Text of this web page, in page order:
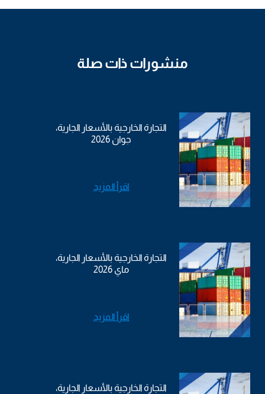
منشورات ذات صلة
التجارة الخارجية بالأسعار الجارية،
جوان 2026
اقرأ المزيد
التجارة الخارجية بالأسعار الجارية،
ماي 2026
اقرأ المزيد
التجارة الخارجية بالأسعار الجارية،